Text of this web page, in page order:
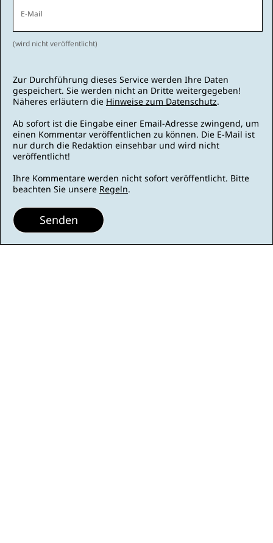
E-Mail
(wird nicht veröffentlicht)
Zur Durchführung dieses Service werden Ihre Daten
gespeichert. Sie werden nicht an Dritte weitergegeben!
Näheres erläutern die Hinweise zum Datenschutz.
Ab sofort ist die Eingabe einer Email-Adresse zwingend, um
einen Kommentar veröffentlichen zu können. Die E-Mail ist
nur durch die Redaktion einsehbar und wird nicht
veröffentlicht!
Ihre Kommentare werden nicht sofort veröffentlicht. Bitte
beachten Sie unsere Regeln.
Senden